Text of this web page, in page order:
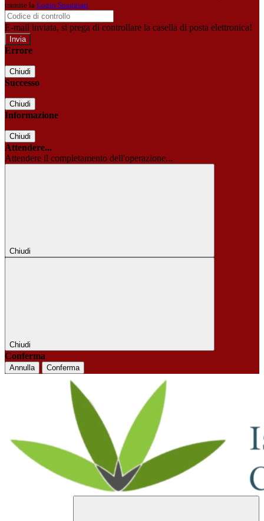
tramite la Login Spaggiari
E-mail inviata, si prega di controllare la casella di posta elettronica!
Errore
Chiudi
Successo
Chiudi
Informazione
Chiudi
Attendere...
Attendere il completamento dell'operazione...
Chiudi
Chiudi
Conferma
Annulla Conferma